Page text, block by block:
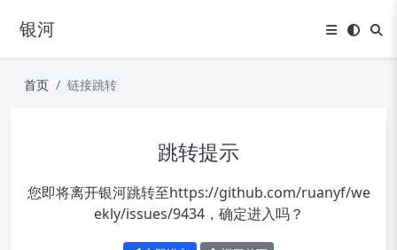
银河
首页 链接跳转
跳转提示
您即将离开银河跳转至https://github.com/ruanyf/we
ekly/issues/9434，确定进入吗？